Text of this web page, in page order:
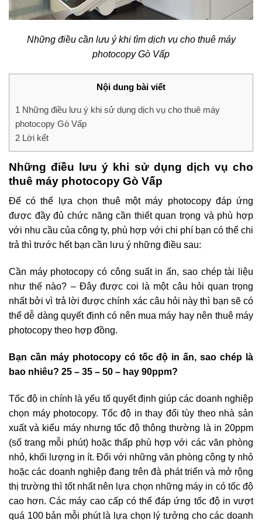
Những điều cần lưu ý khi tìm dịch vụ cho thuê máy
photocopy Gò Vấp
Nội dung bài viết
1 Những điều lưu ý khi sử dụng dịch vụ cho thuê máy
photocopy Gò Vấp
2 Lời kết
Những điều lưu ý khi sử dụng dịch vụ cho
thuê máy photocopy Gò Vấp
Để có thể lựa chọn thuê một máy photocopy đáp ứng
được đầy đủ chức năng cần thiết quan trọng và phù hợp
với nhu cầu của công ty, phù hợp với chi phí bạn có thể chi
trả thì trước hết bạn cần lưu ý những điều sau:
Cần máy photocopy có công suất in ấn, sao chép tài liệu
như thế nào? – Đây được coi là một câu hỏi quan trọng
nhất bởi vì trả lời được chính xác câu hỏi này thì bạn sẽ có
thể dễ dàng quyết định có nên mua máy hay nên thuê máy
photocopy theo hợp đồng.
Bạn cần máy photocopy có tốc độ in ấn, sao chép là
bao nhiêu? 25 – 35 – 50 – hay 90ppm?
Tốc độ in chính là yếu tố quyết định giúp các doanh nghiệp
chọn máy photocopy. Tốc độ in thay đổi tùy theo nhà sản
xuất và kiểu máy nhưng tốc độ thông thường là in 20ppm
(số trang mỗi phút) hoặc thấp phù hợp với các văn phòng
nhỏ, khối lượng in ít. Đối với những văn phòng công ty nhỏ
hoặc các doanh nghiệp đang trên đà phát triển và mở rộng
thị trường thì tốt nhất nên lựa chọn những máy in có tốc độ
cao hơn. Các máy cao cấp có thể đáp ứng tốc độ in vượt
quá 100 bản mỗi phút là lựa chọn lý tưởng cho các doanh